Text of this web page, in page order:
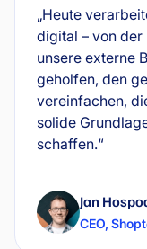
„Heute
digital – von
unsere externe
geholfen, den
vereinfachen,
solide
schaffen.“
Jan
CEO,